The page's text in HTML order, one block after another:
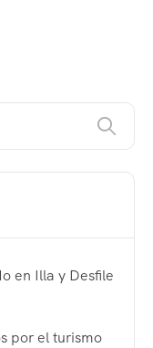
en Illa y Desfile
por el turismo